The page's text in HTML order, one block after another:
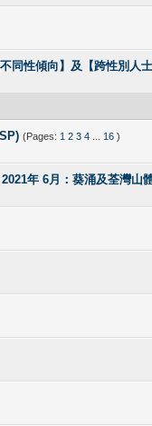
in Average
同性傾向】及【跨性別人士
Average
5
(Pages: 1 2 3 4 16 )
of 5 in Average
5
年 6月：葵涌及荃灣山
of 5 in Average
5